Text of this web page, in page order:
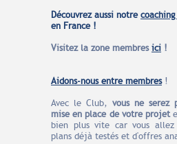
Découvrez aussi notre
en France !
Visitez la zone membresici !
Aidons-nous entre membres!
Avec le Club, vous ne serez
mise en place de votre projet
bien plus vite car vous
plans déjà testés et d'offres